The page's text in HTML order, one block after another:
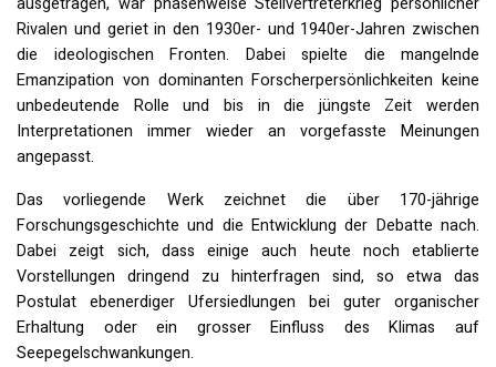
Rivalen und geriet in den 1930er- und 1940er-Jahren zwischen
die ideologischen Fronten. Dabei spielte die mangelnde
Emanzipation von dominanten Forscherpersönlichkeiten keine
unbedeutende Rolle und bis in die jüngste Zeit werden
Interpretationen immer wieder an vorgefasste Meinungen
angepasst.
Das vorliegende Werk zeichnet die über 170-jährige
Forschungsgeschichte und die Entwicklung der Debatte nach.
Dabei zeigt sich, dass einige auch heute noch etablierte
Vorstellungen dringend zu hinterfragen sind, so etwa das
Postulat ebenerdiger Ufersiedlungen bei guter organischer
Erhaltung oder ein grosser Einfluss des Klimas auf
Seepegelschwankungen.